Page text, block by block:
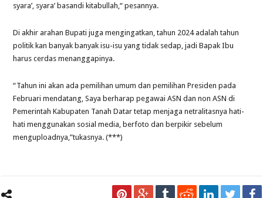
syara’, syara’ basandi kitabullah,“ pesannya.
Di akhir arahan Bupati juga mengingatkan, tahun 2024 adalah tahun
politik kan banyak banyak isu-isu yang tidak sedap, jadi Bapak Ibu
harus cerdas menanggapinya.
“Tahun ini akan ada pemilihan umum dan pemilihan Presiden pada
Februari mendatang, Saya berharap pegawai ASN dan non ASN di
Pemerintah Kabupaten Tanah Datar tetap menjaga netralitasnya hati-
hati menggunakan sosial media, berfoto dan berpikir sebelum
menguploadnya,”tukasnya. (***)